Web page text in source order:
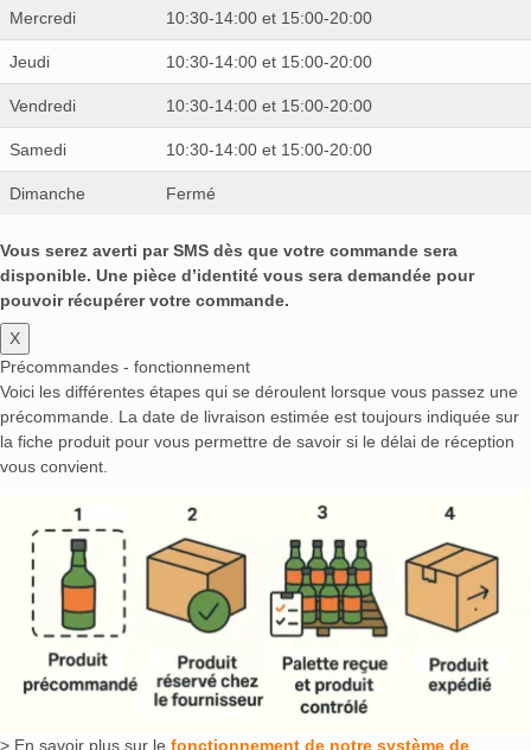
Mercredi 10:30-14:00 et 15:00-20:00
Jeudi 10:30-14:00 et 15:00-20:00
Vendredi 10:30-14:00 et 15:00-20:00
Samedi 10:30-14:00 et 15:00-20:00
Dimanche Fermé
Vous serez averti par SMS dès que votre commande sera
disponible. Une pièce d’identité vous sera demandée pour
pouvoir récupérer votre commande.
X
Précommandes - fonctionnement
Voici les différentes étapes qui se déroulent lorsque vous passez une
précommande. La date de livraison estimée est toujours indiquée sur
la fiche produit pour vous permettre de savoir si le délai de réception
vous convient.
> En savoir plus sur le fonctionnement de notre système de